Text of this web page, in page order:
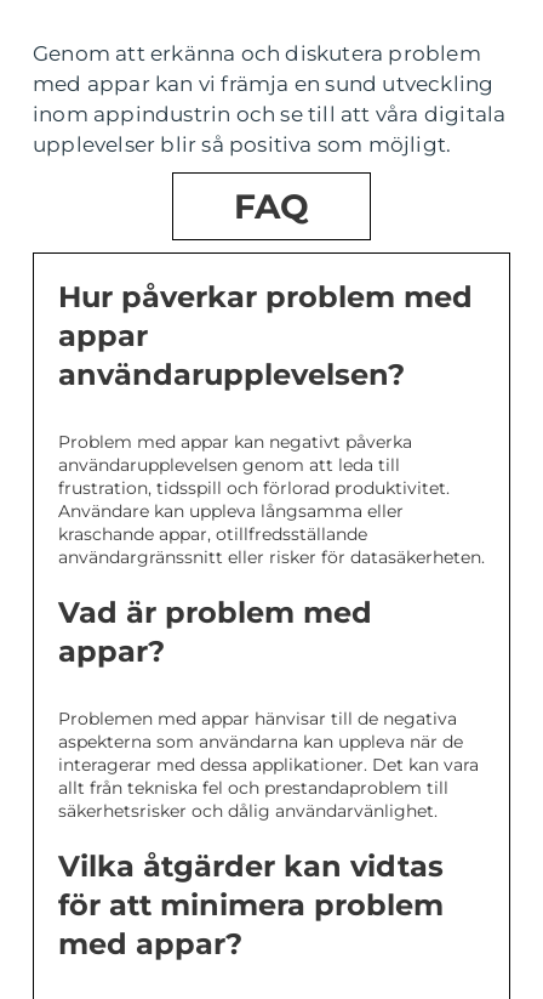
Genom att erkänna och diskutera problem
med appar kan vi främja en sund utveckling
inom appindustrin och se till att våra digitala
upplevelser blir så positiva som möjligt.
FAQ
Hur påverkar problem med
appar
användarupplevelsen?
Problem med appar kan negativt påverka
användarupplevelsen genom att leda till
frustration, tidsspill och förlorad produktivitet.
Användare kan uppleva långsamma eller
kraschande appar, otillfredsställande
användargränssnitt eller risker för datasäkerheten.
Vad är problem med
appar?
Problemen med appar hänvisar till de negativa
aspekterna som användarna kan uppleva när de
interagerar med dessa applikationer. Det kan vara
allt från tekniska fel och prestandaproblem till
säkerhetsrisker och dålig användarvänlighet.
Vilka åtgärder kan vidtas
för att minimera problem
med appar?